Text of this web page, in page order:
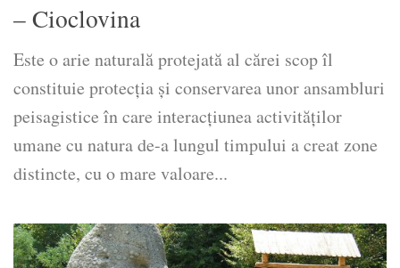
– Cioclovina
Este o arie naturală protejată al cărei scop îl
constituie protecţia și conservarea unor ansambluri
peisagistice în care interacţiunea activităţilor
umane cu natura de-a lungul timpului a creat zone
distincte, cu o mare valoare...